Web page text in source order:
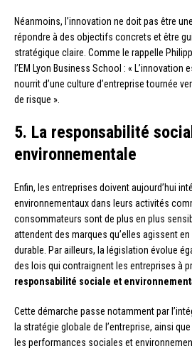
Néanmoins, l’innovation ne doit pas être
répondre à des objectifs concrets et être
stratégique claire. Comme le rappelle
l’EM Lyon Business School : « L’innovation
nourrit d’une culture d’entreprise tournée
de risque ».
5. La responsabilité
environnementale
Enfin, les entreprises doivent aujourd’hui
environnementaux dans leurs activités
consommateurs sont de plus en plus
attendent des marques qu’elles agissent
durable. Par ailleurs, la législation évolue
des lois qui contraignent les entreprises à
responsabilité sociale et
Cette démarche passe notamment par
la stratégie globale de l’entreprise, ainsi
les performances sociales et